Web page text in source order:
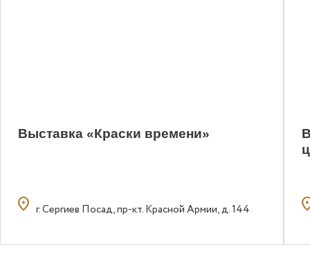
Выставка «Краски времени»
location_on г. Сергиев Посад, пр-кт. Красной Армии, д. 144